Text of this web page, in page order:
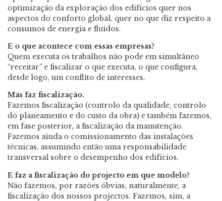
optimização da exploração dos edifícios quer nos
aspectos do conforto global, quer no que diz respeito a
consumos de energia e fluídos.
E o que acontece com essas empresas?
Quem executa os trabalhos não pode em simultâneo
“receitar” e fiscalizar o que executa, o que configura,
desde logo, um conflito de interesses.
Mas faz fiscalização.
Fazemos fiscalização (controlo da qualidade, controlo
do planeamento e do custo da obra) e também fazemos,
em fase posterior, a fiscalização da manutenção.
Fazemos ainda o comissionamento das instalações
técnicas, assumindo então uma responsabilidade
transversal sobre o desempenho dos edifícios.
E faz a fiscalização do projecto em que modelo?
Não fazemos, por razões óbvias, naturalmente, a
fiscalização dos nossos projectos. Fazemos, sim, a